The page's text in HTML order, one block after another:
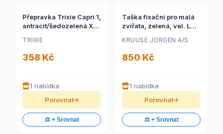
Přepravka Trixie Capri 1,
antracit/šedozelená XS:
TRIXIE
358 Kč
1 nabídka
Porovnat
⚖️ + Srovnat
Taška fixační pro malá
zvířata, zelená, vel. L
KRUUSE JORGEN A/S
850 Kč
1 nabídka
Porovnat
⚖️ + Srovnat